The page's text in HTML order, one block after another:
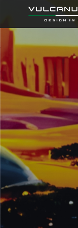
无垠
星幻
更多车型
服务中心